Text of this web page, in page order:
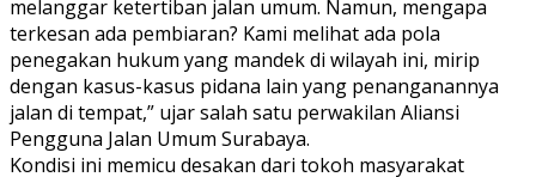
melanggar ketertiban jalan umum. Namun, mengapa
terkesan ada pembiaran? Kami melihat ada pola
penegakan hukum yang mandek di wilayah ini, mirip
dengan kasus-kasus pidana lain yang penanganannya
jalan di tempat,” ujar salah satu perwakilan Aliansi
Pengguna Jalan Umum Surabaya.
Kondisi ini memicu desakan dari tokoh masyarakat